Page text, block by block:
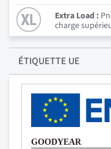
Extra Load :
charge
ÉTIQUETTE UE